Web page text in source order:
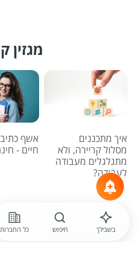
מגזין
איך מתכננים
מסלול קריירה, ולא
מתגלגלים מעבודה
לעבודה?
אשף
חיים -
לכל הכתבות
בשבילך חיפוש כל החברות